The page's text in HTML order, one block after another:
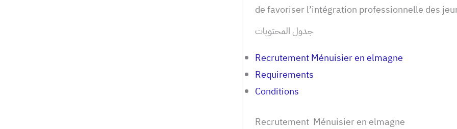
de favoriser l’intégration professionnelle des
جدول المحتويات
Recrutement Ménuisier en elmagne
Requirements
Conditions
Recrutement Ménuisier en elmagne